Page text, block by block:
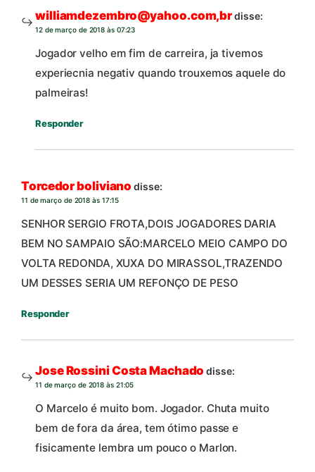
williamdezembro@yahoo.com,brdisse:
12 de março de 2018 às 07:23
Jogador velho em fim de carreira, ja tivemos
experiecnia negativ quando trouxemos aquele do
palmeiras!
Responder
Torcedor boliviano disse:
11 de março de 2018 às 17:15
SENHOR SERGIO FROTA,DOIS JOGADORES DARIA
BEM NO SAMPAIO SÃO:MARCELO MEIO CAMPO DO
VOLTA REDONDA, XUXA DO MIRASSOL,TRAZENDO
UM DESSES SERIA UM REFONÇO DE PESO
Responder
Jose Rossini Costa Machado disse:
11 de março de 2018 às 21:05
O Marcelo é muito bom. Jogador. Chuta muito
bem de fora da área, tem ótimo passe e
fisicamente lembra um pouco o Marlon.